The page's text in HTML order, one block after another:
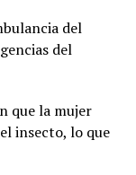
del
del
que la mujer
insecto, lo que